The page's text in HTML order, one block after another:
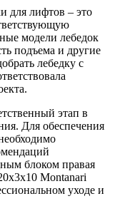
для лифтов – это
модели лебедок
подъема и другие
лебедку с
этап в
Для обеспечения
блоком правая
Montanari
уходе и